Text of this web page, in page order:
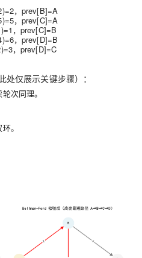
，prev[B]=A
，prev[C]=A
，prev[C]=B
，prev[D]=B
，prev[D]=C
仅展示关键步骤）：
次同理。
。